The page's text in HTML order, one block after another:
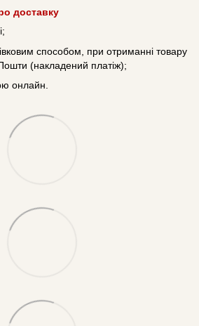
доставку
способом, при отриманні товару
(накладений платіж);
онлайн.